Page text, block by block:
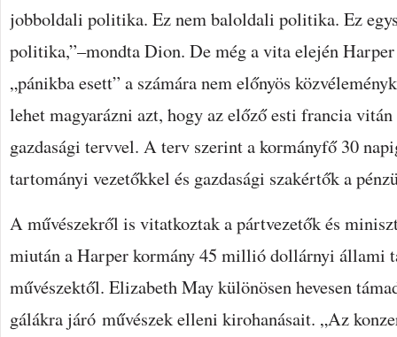
jobboldali politika. Ez nem baloldali politika. Ez
politika,”–mondta Dion. De még a vita elején
„pánikba esett” a számára nem előnyös
lehet magyarázni azt, hogy az előző esti francia
gazdasági tervvel. A terv szerint a kormányfő 30
tartományi vezetőkkel és gazdasági szakértők a
A művészekről is vitatkoztak a pártvezetők és
miután a Harper kormány 45 millió dollárnyi állami
művészektől. Elizabeth May különösen hevesen
gálákra járó művészek elleni kirohanásait. „Az